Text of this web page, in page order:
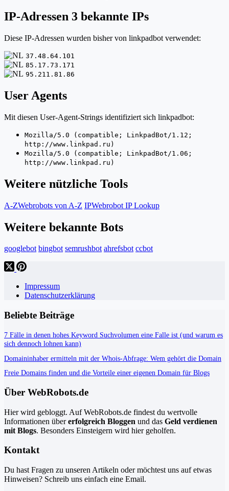
IP-Adressen 3 bekannte IPs
Diese IP-Adressen wurden bisher von linkpadbot verwendet:
37.48.64.101
85.17.73.171
95.211.81.86
User Agents
Mit diesen User-Agent-Strings identifiziert sich linkpadbot:
Mozilla/5.0 (compatible; LinkpadBot/1.12;
http://www.linkpad.ru)
Mozilla/5.0 (compatible; LinkpadBot/1.06;
http://www.linkpad.ru)
Weitere nützliche Tools
A-ZWebrobots von A-Z IPWebrobot IP Lookup
Weitere bekannte Bots
googlebot bingbot semrushbot ahrefsbot ccbot
Impressum
Datenschutzerklärung
Beliebte Beiträge
7 Fälle in denen hohes Keyword Suchvolumen eine Falle ist (und warum es
sich dennoch lohnen kann)
Domaininhaber ermitteln mit der Whois-Abfrage: Wem gehört die Domain
Freie Domains finden und die Vorteile einer eigenen Domain für Blogs
Über WebRobots.de
Hier wird gebloggt. Auf WebRobots.de findest du wertvolle
Informationen übererfolgreich Bloggen und das Geld verdienen
mit Blogs. Besonders Einsteigern wird hier geholfen.
Kontakt
Du hast Fragen zu unseren Artikeln oder möchtest uns auf etwas
Hinweisen? Schreib uns einfach eine Email.